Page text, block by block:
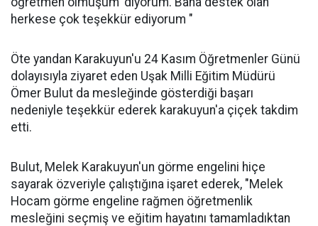
herkese çok teşekkür ediyorum "
Öte yandan Karakuyun'u 24 Kasım Öğretmenler Günü
dolayısıyla ziyaret eden Uşak Milli Eğitim Müdürü
Ömer Bulut da mesleğinde gösterdiği başarı
nedeniyle teşekkür ederek karakuyun'a çiçek takdim
etti.
Bulut, Melek Karakuyun'un görme engelini hiçe
sayarak özveriyle çalıştığına işaret ederek, "Melek
Hocam görme engeline rağmen öğretmenlik
mesleğini seçmiş ve eğitim hayatını tamamladıktan